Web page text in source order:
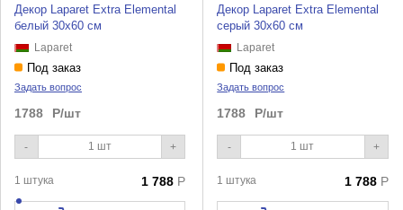
Декор Laparet Extra Elemental
белый 30х60 см
Laparet
Под заказ
Задать вопрос
1788 Р/шт
- +
1 штука 1 788 Р
Декор Laparet Extra Elemental
серый 30х60 см
Laparet
Под заказ
Задать вопрос
1788 Р/шт
- +
1 штука 1 788 Р